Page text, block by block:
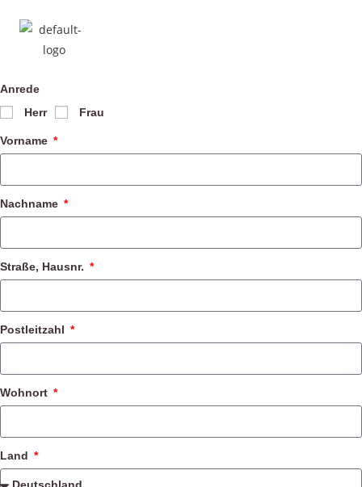
Anrede
Herr
Frau
Vorname
Nachname
Straße, Hausnr.
Postleitzahl
Wohnort
Land